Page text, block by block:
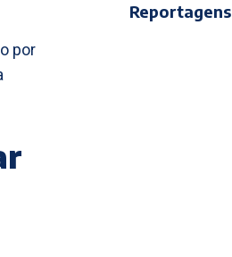
por
Reportagens